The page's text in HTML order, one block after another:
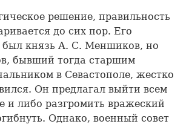
решение, правильность
до сих пор. Его
был князь А. С. Меншиков, но
бывший тогда старшим
в Севастополе, жестко
Он предлагал выйти всем
и либо разгромить вражеский
Однако, военный совет